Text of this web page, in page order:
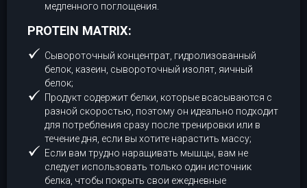
медленного поглощения.
PROTEIN MATRIX:
Сывороточный концентрат, гидролизованный
белок, казеин, сывороточный изолят, яичный
белок;
Продукт содержит белки, которые всасываются с
разной скоростью, поэтому он идеально подходит
для потребления сразу после тренировки или в
течение дня, если вы хотите нарастить массу;
Если вам трудно наращивать мышцы, вам не
следует использовать только один источник
белка, чтобы покрыть свои ежедневные